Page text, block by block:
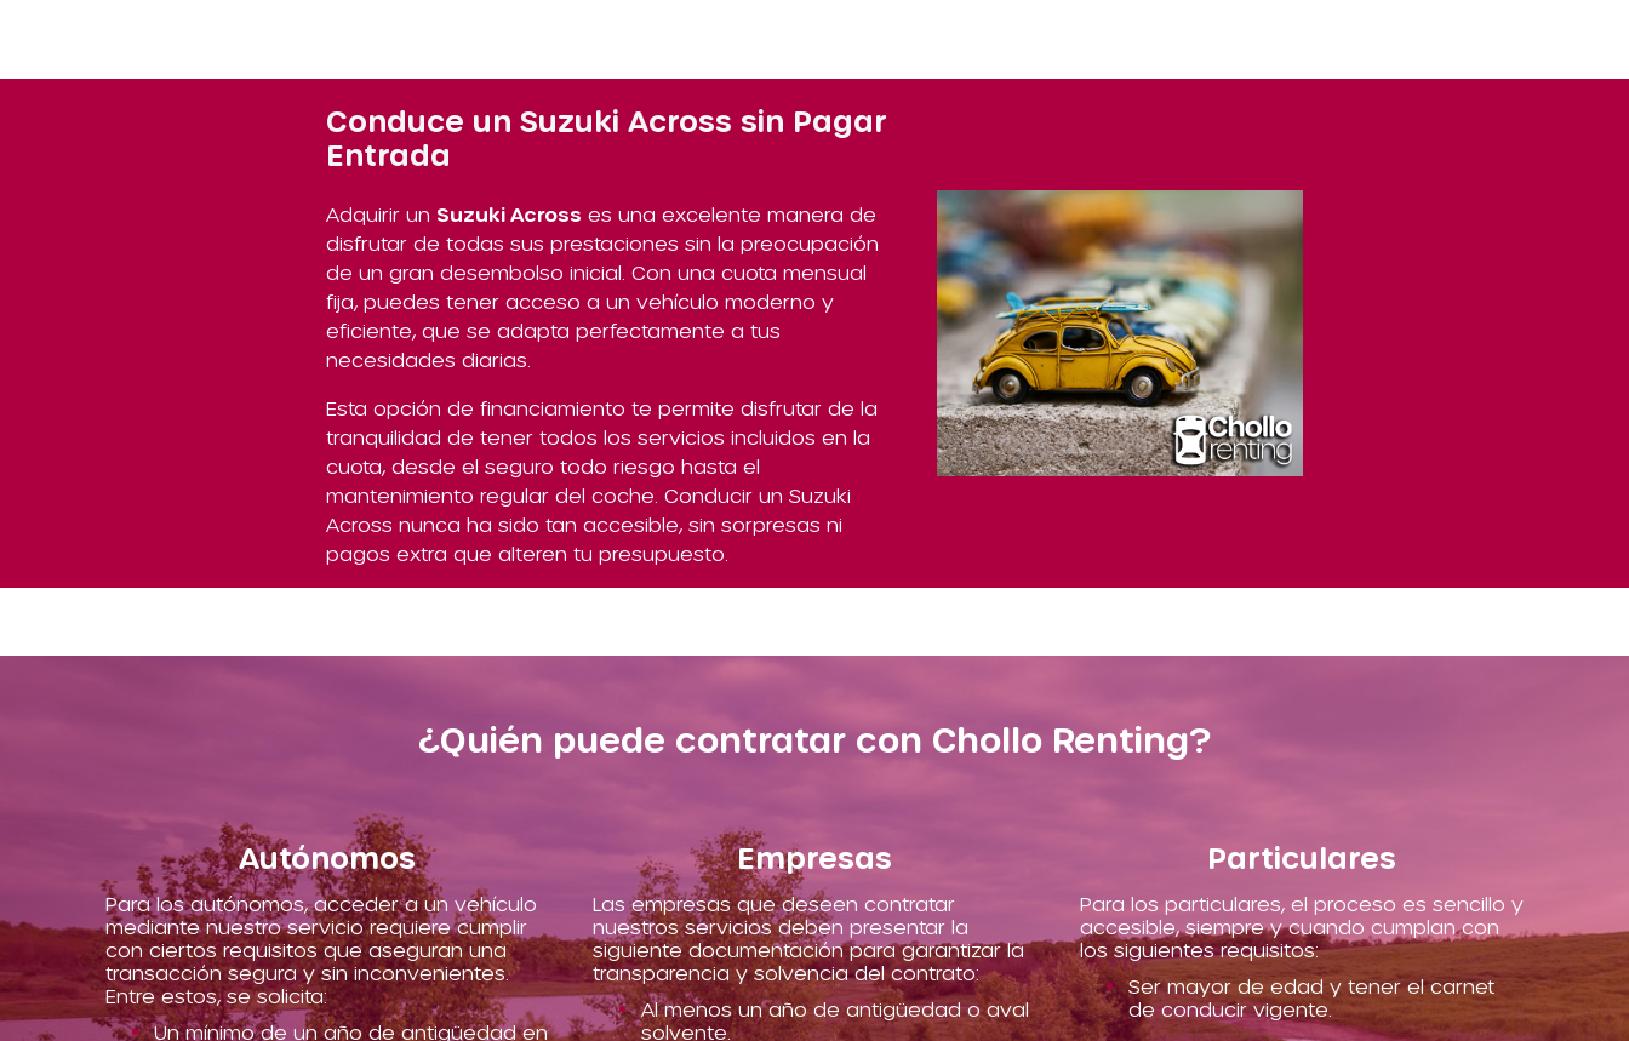
Conduce un Suzuki Across sin Pagar
Entrada
Adquirir un Suzuki Across es una excelente manera de
disfrutar de todas sus prestaciones sin la preocupación
de un gran desembolso inicial. Con una cuota mensual
fija, puedes tener acceso a un vehículo moderno y
eficiente, que se adapta perfectamente a tus
necesidades diarias.
Esta opción de financiamiento te permite disfrutar de la
tranquilidad de tener todos los servicios incluidos en la
cuota, desde el seguro todo riesgo hasta el
mantenimiento regular del coche. Conducir un Suzuki
Across nunca ha sido tan accesible, sin sorpresas ni
pagos extra que alteren tu presupuesto.
¿Quién puede contratar con Chollo Renting?
Autónomos
Para los autónomos, acceder a un vehículo
mediante nuestro servicio requiere cumplir
con ciertos requisitos que aseguran una
transacción segura y sin inconvenientes.
Entre estos, se solicita:
Un mínimo de un año de antigüedad en
Empresas
Las empresas que deseen contratar
nuestros servicios deben presentar la
siguiente documentación para garantizar la
transparencia y solvencia del contrato:
Al menos un año de antigüedad o aval
solvente.
Particulares
Para los particulares, el proceso es sencillo y
accesible, siempre y cuando cumplan con
los siguientes requisitos:
Ser mayor de edad y tener el carnet
de conducir vigente.